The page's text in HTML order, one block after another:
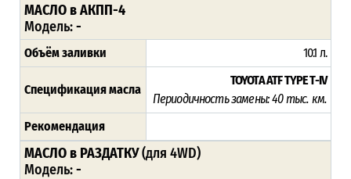
МАСЛО в АКПП-4
Модель:-
Объём заливки 10.1 л.
Спецификация масла
TOYOTA ATF TYPE T-IV
Периодичность замены: 40 тыс. км.
Рекомендация
МАСЛО в РАЗДАТКУ(для 4WD)
Модель:-